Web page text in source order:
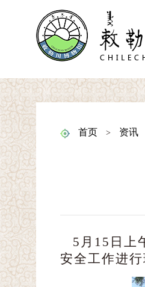
首页 > 资讯
5月15日上
安全工作进行